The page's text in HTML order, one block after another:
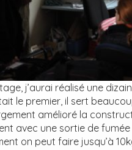
j’aurai réalisé une
le premier, il sert
amélioré la
avec une sortie de
on peut faire jusqu’à